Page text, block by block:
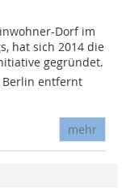
Dorf im
hat sich 2014 die
gegründet.
Berlin entfernt
mehr